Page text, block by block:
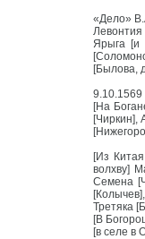
«Дело»
Ярыга [и
[Былова,
9.10.1569
[На
[Чиркин],
[Из
волхву]
Семена
Третяка
[В
[в селе в